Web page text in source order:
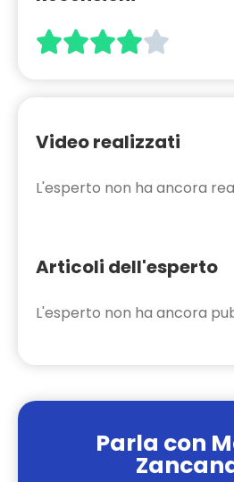

Video realizzati
L'esperto non ha ancora
Articoli dell'esperto
L'esperto non ha ancora
Parla con